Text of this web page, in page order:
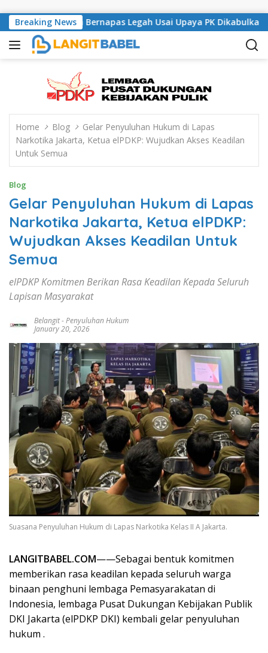
Breaking News
Bernapas Legah Usai Upaya PK Dikabulkan MA
Home Blog
Gelar Penyuluhan Hukum di Lapas
Narkotika Jakarta, Ketua elPDKP: Wujudkan Akses Keadilan
Untuk Semua
Blog
Gelar Penyuluhan Hukum di Lapas
Narkotika Jakarta, Ketua elPDKP:
Wujudkan Akses Keadilan Untuk
Semua
elPDKP Komitmen Berikan Rasa Keadilan Kepada Seluruh
Lapisan Masyarakat
Belangit-Penyuluhan Hukum
January 20, 2026
Suasana Penyuluhan Hukum di Lapas Narkotika Kelas II A Jakarta.
LANGITBABEL.COM——Sebagai bentuk komitmen
memberikan rasa keadilan kepada seluruh warga
binaan penghuni lembaga Pemasyarakatan di
Indonesia, lembaga Pusat Dukungan Kebijakan Publik
DKI Jakarta (elPDKP DKI) kembali gelar penyuluhan
hukum .